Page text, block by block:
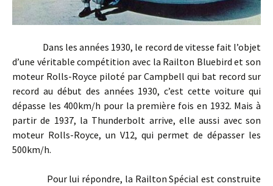
Dans les années 1930, le record de vitesse fait l’objet
d’une véritable compétition avec la Railton Bluebird et son
moteur Rolls-Royce piloté par Campbell qui bat record sur
record au début des années 1930, c’est cette voiture qui
dépasse les 400km/h pour la première fois en 1932. Mais à
partir de 1937, la Thunderbolt arrive, elle aussi avec son
moteur Rolls-Royce, un V12, qui permet de dépasser les
500km/h.
Pour lui répondre, la Railton Spécial est construite